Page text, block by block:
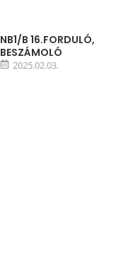
NB1/B 16.FORDULÓ,
BESZÁMOLÓ
2025.02.03.